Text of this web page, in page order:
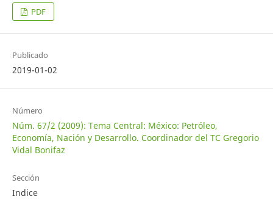
PDF
Publicado
2019-01-02
Número
Núm. 67/2 (2009): Tema Central: México: Petróleo,
Economía, Nación y Desarrollo. Coordinador del TC Gregorio
Vidal Bonifaz
Sección
Indice